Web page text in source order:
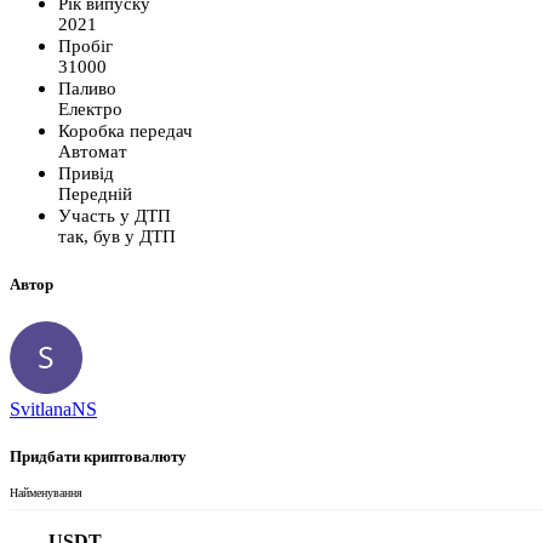
Рік випуску
2021
Пробіг
31000
Паливо
Електро
Коробка передач
Автомат
Привід
Передній
Участь у ДТП
так, був у ДТП
Автор
SvitlanaNS
Придбати криптовалюту
Найменування